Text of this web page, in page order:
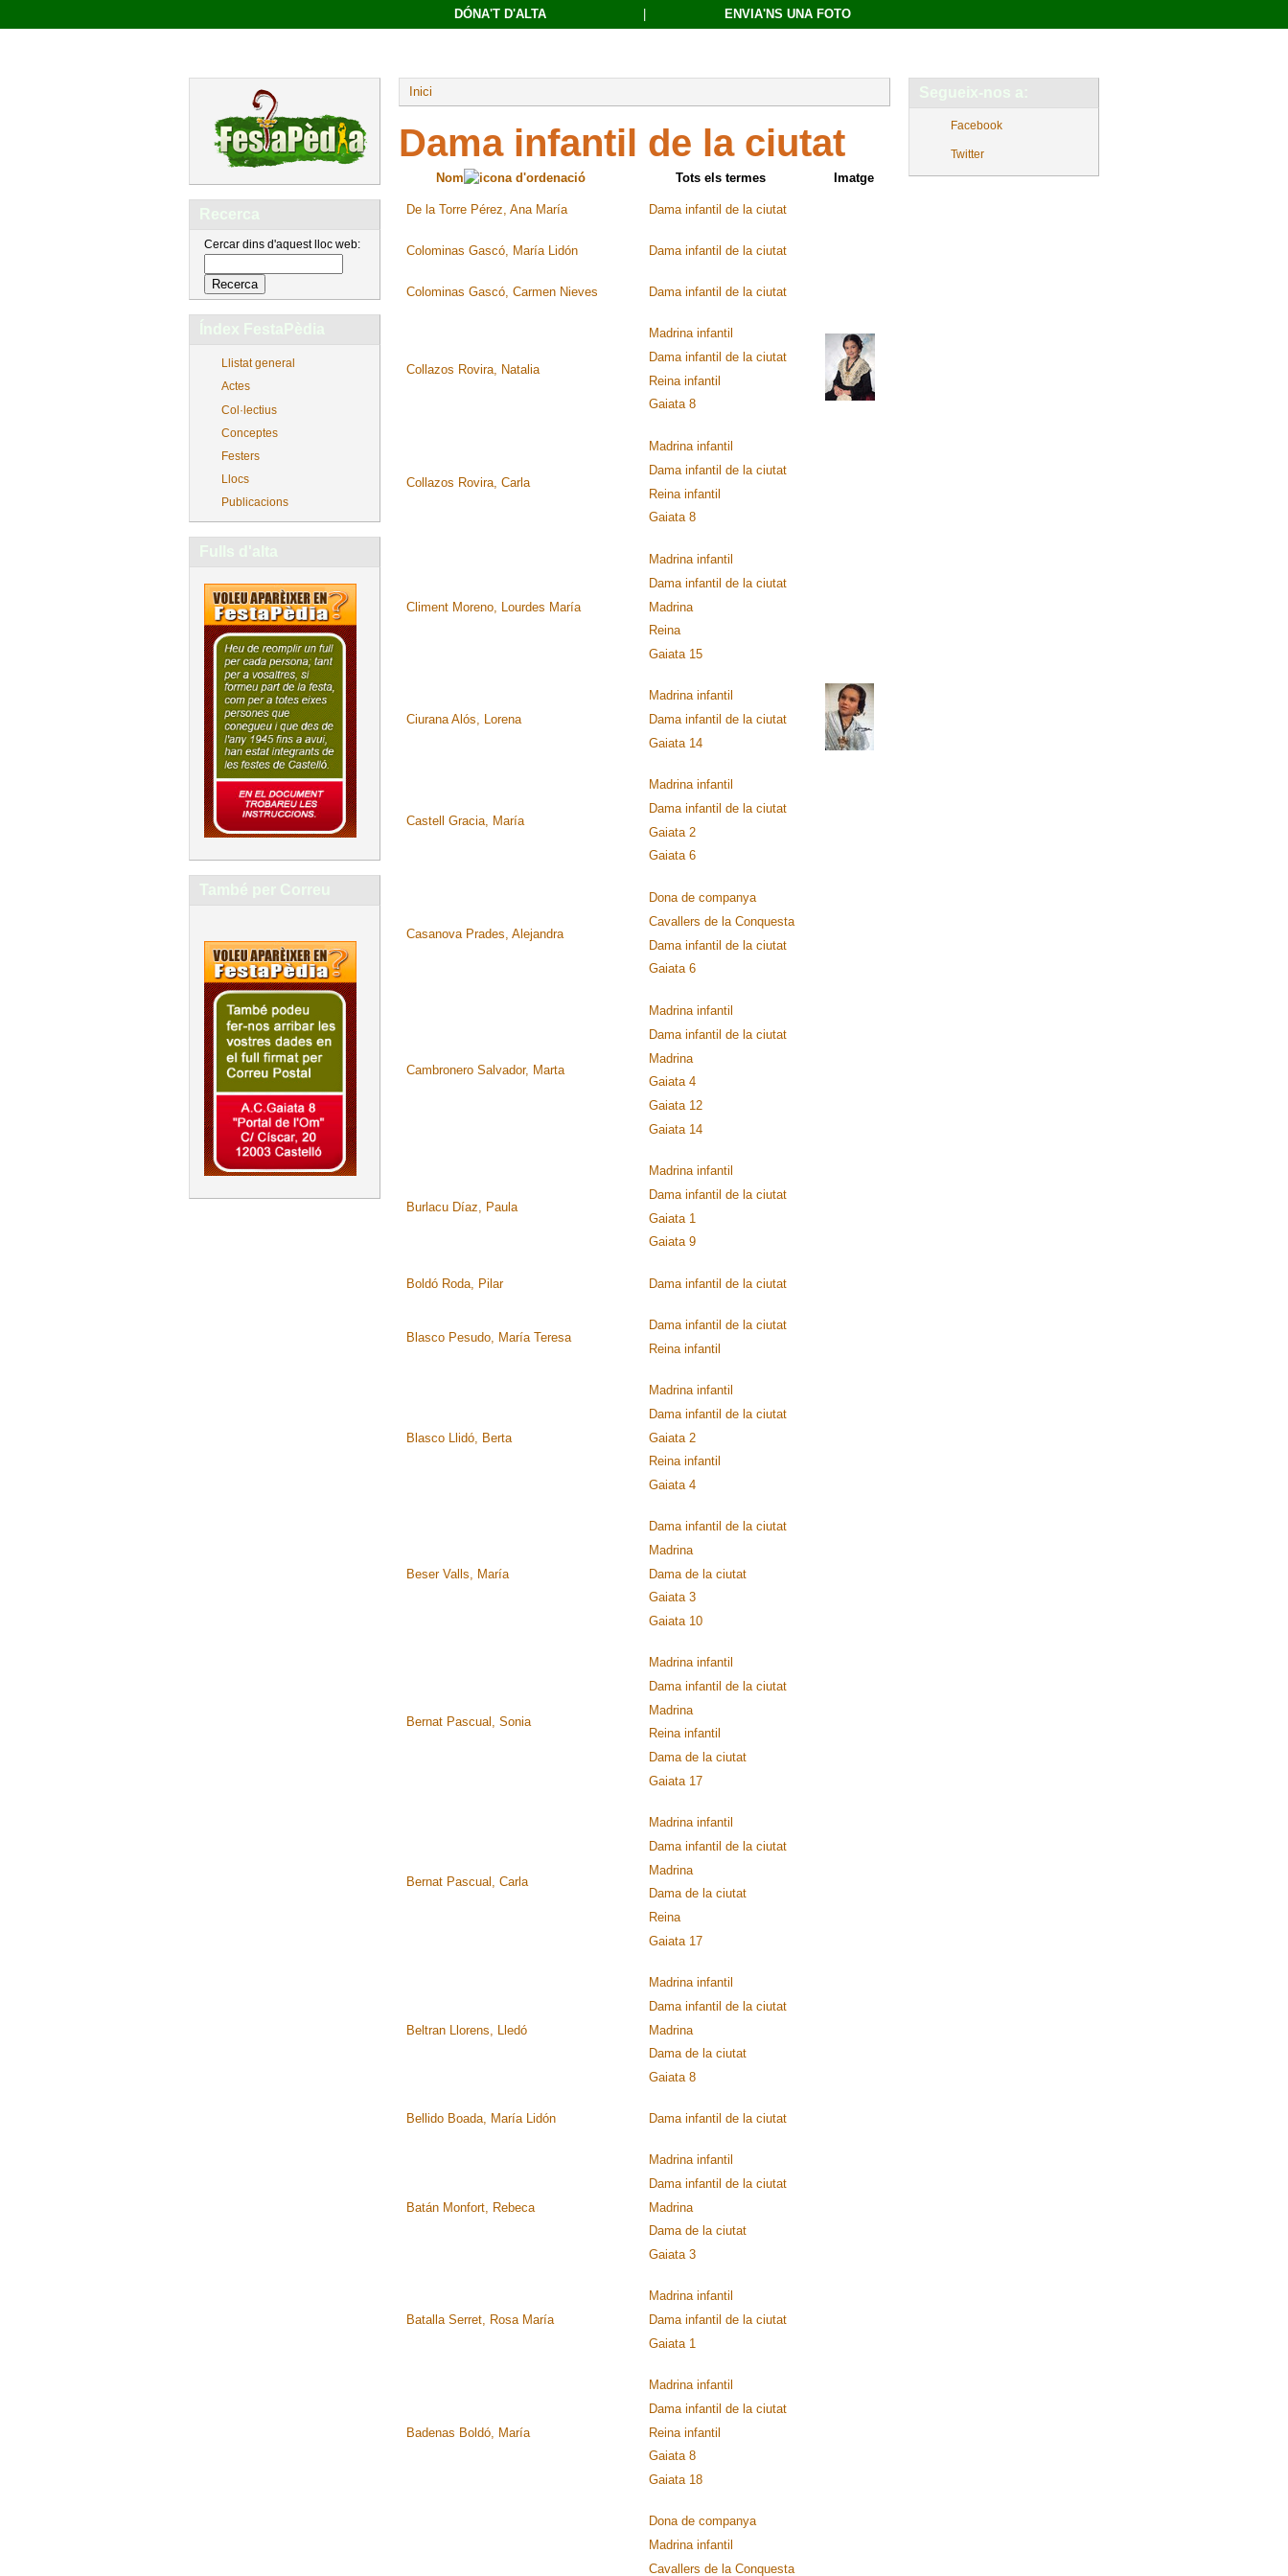
DÓNA'T D'ALTA ENVIA'NS UNA FOTO
Recerca
Cercar dins d'aquest lloc web:
Índex FestaPèdia
Llistat general
Actes
Col·lectius
Conceptes
Festers
Llocs
Publicacions
Fulls d'alta
També per Correu
Inici
Dama infantil de la ciutat
Nom Tots els termes Imatge
De la Torre Pérez, Ana María Dama infantil de la ciutat
Colominas Gascó, María Lidón Dama infantil de la ciutat
Colominas Gascó, Carmen Nieves Dama infantil de la ciutat
Collazos Rovira, Natalia
Madrina infantil
Dama infantil de la ciutat
Reina infantil
Gaiata 8
Collazos Rovira, Carla
Madrina infantil
Dama infantil de la ciutat
Reina infantil
Gaiata 8
Climent Moreno, Lourdes María
Madrina infantil
Dama infantil de la ciutat
Madrina
Reina
Gaiata 15
Ciurana Alós, Lorena
Madrina infantil
Dama infantil de la ciutat
Gaiata 14
Castell Gracia, María
Madrina infantil
Dama infantil de la ciutat
Gaiata 2
Gaiata 6
Casanova Prades, Alejandra
Dona de companya
Cavallers de la Conquesta
Dama infantil de la ciutat
Gaiata 6
Cambronero Salvador, Marta
Madrina infantil
Dama infantil de la ciutat
Madrina
Gaiata 4
Gaiata 12
Gaiata 14
Burlacu Díaz, Paula
Madrina infantil
Dama infantil de la ciutat
Gaiata 1
Gaiata 9
Boldó Roda, Pilar Dama infantil de la ciutat
Blasco Pesudo, María Teresa
Dama infantil de la ciutat
Reina infantil
Blasco Llidó, Berta
Madrina infantil
Dama infantil de la ciutat
Gaiata 2
Reina infantil
Gaiata 4
Beser Valls, María
Dama infantil de la ciutat
Madrina
Dama de la ciutat
Gaiata 3
Gaiata 10
Bernat Pascual, Sonia
Madrina infantil
Dama infantil de la ciutat
Madrina
Reina infantil
Dama de la ciutat
Gaiata 17
Bernat Pascual, Carla
Madrina infantil
Dama infantil de la ciutat
Madrina
Dama de la ciutat
Reina
Gaiata 17
Beltran Llorens, Lledó
Madrina infantil
Dama infantil de la ciutat
Madrina
Dama de la ciutat
Gaiata 8
Bellido Boada, María Lidón Dama infantil de la ciutat
Batán Monfort, Rebeca
Madrina infantil
Dama infantil de la ciutat
Madrina
Dama de la ciutat
Gaiata 3
Batalla Serret, Rosa María
Madrina infantil
Dama infantil de la ciutat
Gaiata 1
Badenas Boldó, María
Madrina infantil
Dama infantil de la ciutat
Reina infantil
Gaiata 8
Gaiata 18
Dona de companya
Madrina infantil
Cavallers de la Conquesta
Segueix-nos a:
Facebook
Twitter